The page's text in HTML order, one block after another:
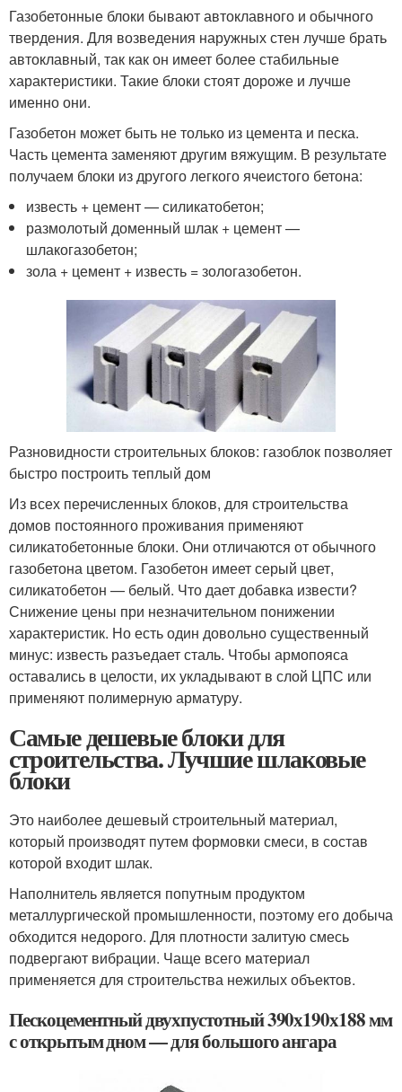
Газобетонные блоки бывают автоклавного и обычного
твердения. Для возведения наружных стен лучше брать
автоклавный, так как он имеет более стабильные
характеристики. Такие блоки стоят дороже и лучше
именно они.
Газобетон может быть не только из цемента и песка.
Часть цемента заменяют другим вяжущим. В результате
получаем блоки из другого легкого ячеистого бетона:
известь + цемент — силикатобетон;
размолотый доменный шлак + цемент —
шлакогазобетон;
зола + цемент + известь = зологазобетон.
Разновидности строительных блоков: газоблок позволяет
быстро построить теплый дом
Из всех перечисленных блоков, для строительства
домов постоянного проживания применяют
силикатобетонные блоки. Они отличаются от обычного
газобетона цветом. Газобетон имеет серый цвет,
силикатобетон — белый. Что дает добавка извести?
Снижение цены при незначительном понижении
характеристик. Но есть один довольно существенный
минус: известь разъедает сталь. Чтобы армопояса
оставались в целости, их укладывают в слой ЦПС или
применяют полимерную арматуру.
Самые дешевые блоки для
строительства. Лучшие шлаковые
блоки
Это наиболее дешевый строительный материал,
который производят путем формовки смеси, в состав
которой входит шлак.
Наполнитель является попутным продуктом
металлургической промышленности, поэтому его добыча
обходится недорого. Для плотности залитую смесь
подвергают вибрации. Чаще всего материал
применяется для строительства нежилых объектов.
Пескоцементный двухпустотный 390х190х188 мм
с открытым дном — для большого ангара